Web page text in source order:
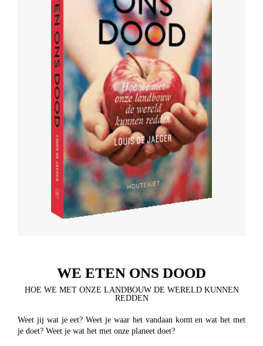
WE ETEN ONS DOOD
HOE WE MET ONZE LANDBOUW DE WERELD KUNNEN
REDDEN
Weet jij wat je eet?Weet je waar het vandaan komten wat het met
je doet? Weet je wat het met onze planeet doet?